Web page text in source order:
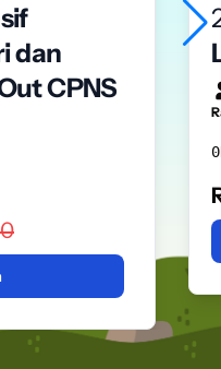
dan
CPNS
0